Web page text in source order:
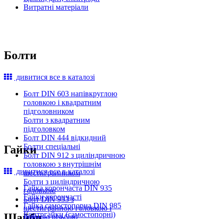
Витратні матеріали
Болти
дивитися все в каталозі
Болт DIN 603 напівкруглою
головкою і квадратним
підголовником
Болти з квадратним
підголовком
Болт DIN 444 відкидний
Болти спеціальні
Болт DIN 912 з циліндричною
головкою з внутрішнім
шестигранником
Болти з циліндричною
головкою
Болт DIN 933 з
шестигранною головкою і
повною різьбою
Гайки
дивитися все в каталозі
Гайка корончаста DIN 935
Гайки корончасті
Гайка самостопорна DIN 985
Контргайки (самостопорні)